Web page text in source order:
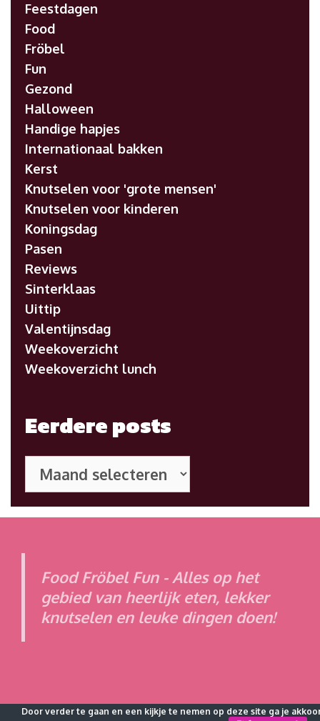
Feestdagen
Food
Fröbel
Fun
Gezond
Halloween
Handige hapjes
Internationaal bakken
Kerst
Knutselen voor 'grote mensen'
Knutselen voor kinderen
Koningsdag
Pasen
Reviews
Sinterklaas
Uittip
Valentijnsdag
Weekoverzicht
Weekoverzicht lunch
Eerdere posts
posts
Food Fröbel Fun - Alles op het
gebied van heerlijk eten, lekker
knutselen en leuke dingen doen!
Door verder te gaan en een kijkje te nemen op deze site ga je